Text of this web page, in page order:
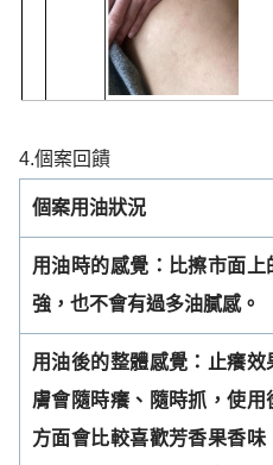
4.個案回饋
個案用油狀況
用油時的感覺：比擦市面
強，也不會有過多油膩感。
用油後的整體感覺：止癢
膚會隨時癢、隨時抓，使
方面會比較喜歡芳香果香味